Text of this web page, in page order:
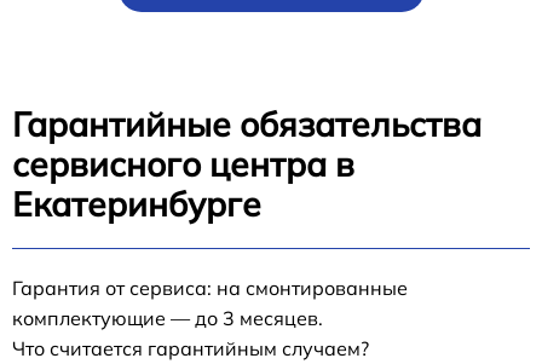
Гарантийные обязательства
сервисного центра в
Екатеринбурге
Гарантия от сервиса: на смонтированные
комплектующие — до 3 месяцев.
Что считается гарантийным случаем?